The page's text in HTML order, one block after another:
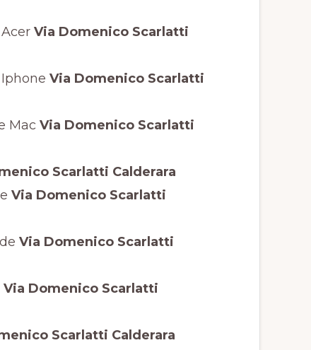
Via Domenico Scarlatti
Via Domenico Scarlatti
Mac Via Domenico Scarlatti
Scarlatti Calderara
Via Domenico Scarlatti
Via Domenico Scarlatti
Via Domenico Scarlatti
Scarlatti Calderara